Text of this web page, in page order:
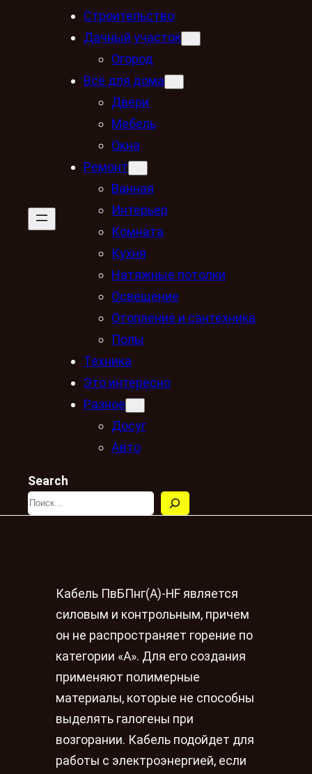
Строительство
Дачный участок
Огород
Всё для дома
Двери
Мебель
Окна
Ремонт
Ванная
Интерьер
Комната
Кухня
Натяжные потолки
Освещение
Отопление и сантехника
Полы
Техника
Это интересно
Разное
Досуг
Авто
Search
Кабель ПвБПнг(A)-HF является
силовым и контрольным, причем
он не распространяет горение по
категории «А». Для его создания
применяют полимерные
материалы, которые не способны
выделять галогены при
возгорании. Кабель подойдет для
работы с электроэнергией, если